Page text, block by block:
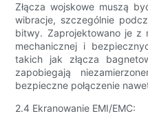
Złącza wojskowe muszą
wibracje, szczególnie
bitwy. Zaprojektowano je z
mechanicznej i
takich jak złącza
zapobiegają
bezpieczne połączenie
2.4 Ekranowanie EMI/EMC: